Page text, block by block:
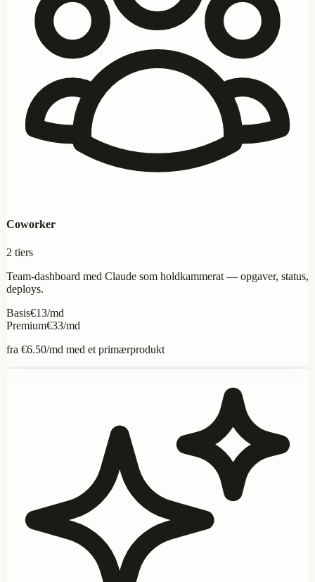
Coworker
2 tiers
Team-dashboard med Claude som holdkammerat — opgaver, status,
deploys.
Basis€13/md
Premium€33/md
fra €6.50/md med et primærprodukt